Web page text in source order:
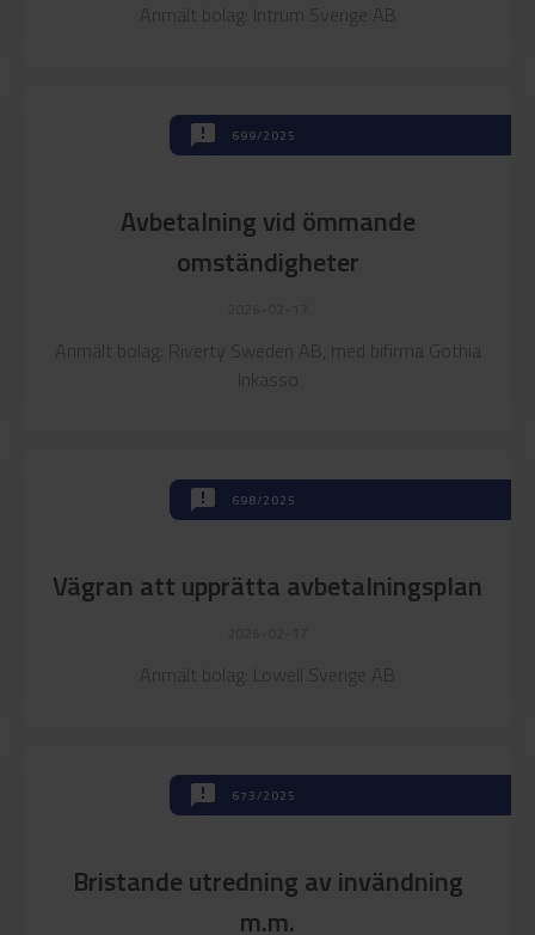
Anmält bolag: Intrum Sverige AB
announcement 699/2025
Avbetalning vid ömmande
omständigheter
Anmält bolag: Riverty Sweden AB, med bifirma Gothia
Inkasso
announcement 698/2025
Vägran att upprätta avbetalningsplan
Anmält bolag: Lowell Sverige AB
announcement 673/2025
Bristande utredning av invändning
m.m.